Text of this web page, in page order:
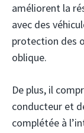
améliorent la
avec des
protection des
oblique.
De plus, il
conducteur et
complétée à